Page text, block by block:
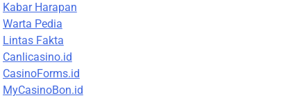
Kabar Harapan
Warta Pedia
Lintas Fakta
Canlicasino.id
CasinoForms.id
MyCasinoBon.id